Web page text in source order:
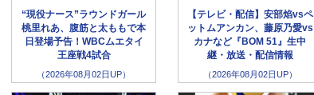
“現役ナース”ラウンドガール
桃里れあ、腹筋と太ももで本
日登場予告！WBCムエタイ
王座戦4試合
（2026年08月02日UP）
【テレビ・配信】安部焰vsペ
ットムアンカン、藤原乃愛vs
カナなど『BOM 51』生中
継・放送・配信情報
（2026年08月02日UP）